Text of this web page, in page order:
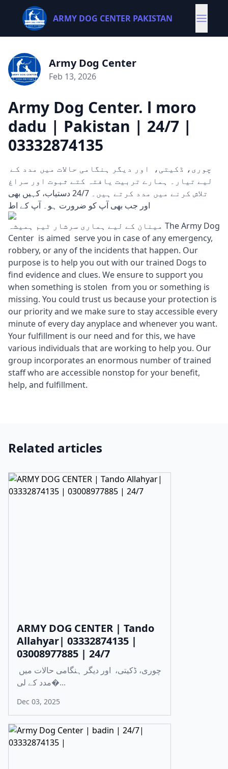
ARMY DOG CENTER PAKISTAN
Army Dog Center
Feb 13, 2026
Army Dog Center. l moro
dadu | Pakistan | 24/7 |
03332874135
لیے تیار۔ ہمارے تربیت یافتہ کتے ثبوت اور سراغ
تلاش کرنے میں مدد کرتے ہیں۔ 24/7 دستیاب، کہیں بھی
اور جب بھی آپ کو ضرورت ہو۔ آپ کے اط
مینان کے لیے ہماری سرشار ٹیم ہمیشہ The Army Dog
Center is aimed serve you in case of any emergency,
robbery, or any of the incidents that happen. Our
purpose is to help you out with our trained Dogs to
find evidence and clues. We ensure to support you
when something is stolen from you or something is
missing. You could trust us because your protection is
our priority and we make sure to stay accessible every
minute of every day anyplace and whenever you want.
Your fulfillment is our need and for this, we have
various individuals that are working to help you. Our
group incorporates an enormous number of trained
staff who are accessible nonstop for your benefit,
help, and fulfillment.
Related articles
ARMY DOG CENTER | Tando
Allahyar| 03332874135 |
03008977885 | 24/7
مدد کے لی�...
Dec 03, 2025